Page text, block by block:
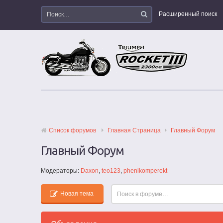
Расширенный поиск
Список форумов Главная Страница Главный Форум
Главный Форум
Модераторы: Daxon, teo123, phenikomperekt
Новая тема